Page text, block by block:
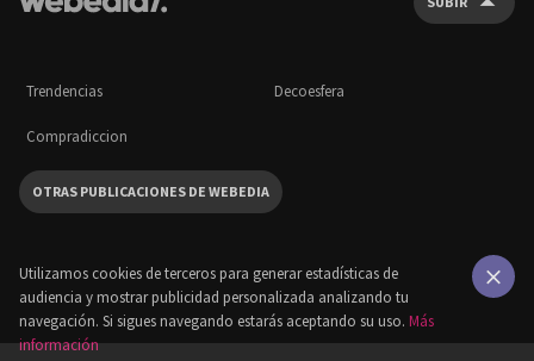
Trendencias Decoesfera
Compradiccion
OTRAS PUBLICACIONES DE WEBEDIA
Utilizamos cookies de terceros para generar estadísticas de
audiencia y mostrar publicidad personalizada analizando tu
navegación. Si sigues navegando estarás aceptando su uso. Más
información